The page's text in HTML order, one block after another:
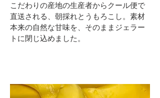
こだわりの産地の生産者からクール便で
直送される、朝採れとうもろこし。素材
本来の自然な甘味を、そのままジェラー
トに閉じ込めました。